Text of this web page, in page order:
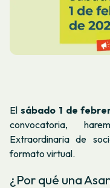
El sábado 1 de
convocatoria,
Extraordinaria de
formato virtual.
¿Por qué una